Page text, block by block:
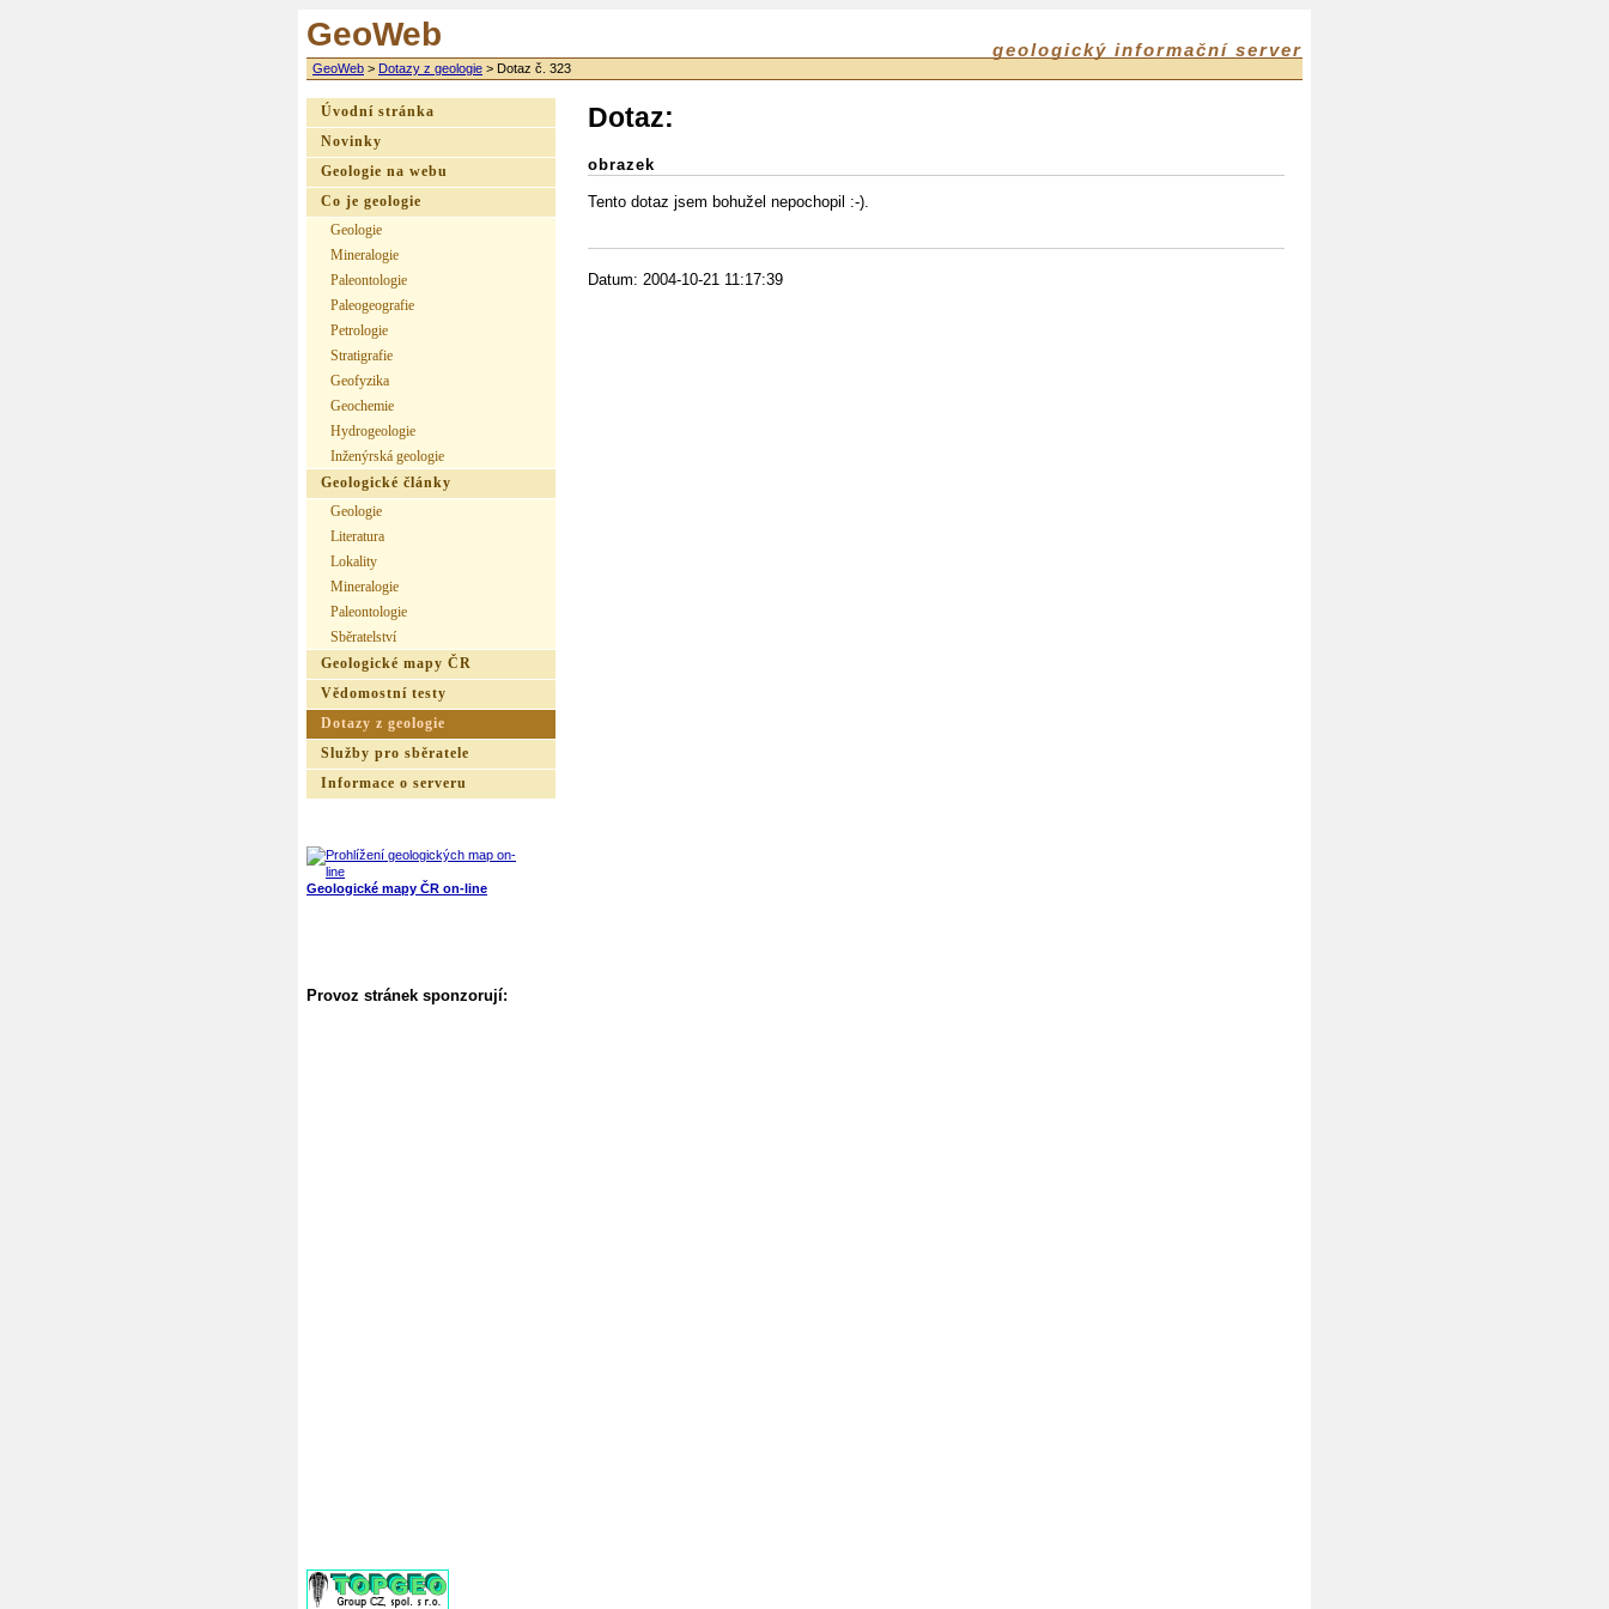
GeoWeb geologický informační server
GeoWeb > Dotazy z geologie > Dotaz č. 323
Dotaz:
obrazek
Tento dotaz jsem bohužel nepochopil :-).
Datum: 2004-10-21 11:17:39
Úvodní stránka
Novinky
Geologie na webu
Co je geologie
Geologie
Mineralogie
Paleontologie
Paleogeografie
Petrologie
Stratigrafie
Geofyzika
Geochemie
Hydrogeologie
Inženýrská geologie
Geologické články
Geologie
Literatura
Lokality
Mineralogie
Paleontologie
Sběratelství
Geologické mapy ČR
Vědomostní testy
Dotazy z geologie
Služby pro sběratele
Informace o serveru
Geologické mapy ČR on-line
Provoz stránek sponzorují: